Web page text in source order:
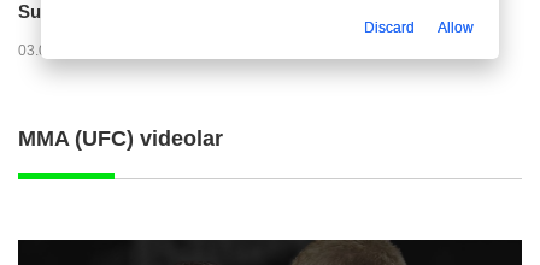
Superliga. "Dinamo" – "Neftchi" (matnli...
03.08.2026 20:32
MMA (UFC) videolar
Discard Allow